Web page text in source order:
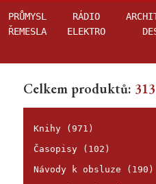
PRŮMYSL
ŘEMESLA
RÁDIO
ELEKTRO
Celkem produktů:
Knihy (971)
Časopisy (102)
Návody k obsluze (190)